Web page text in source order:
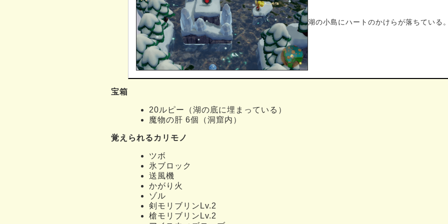
湖の小島にハートのかけらが落ちている
宝箱
20ルピー（湖の底に埋まっている）
魔物の肝 6個（洞窟内）
覚えられるカリモノ
ツボ
氷ブロック
送風機
かがり火
ゾル
剣モリブリンLv.2
槍モリブリンLv.2